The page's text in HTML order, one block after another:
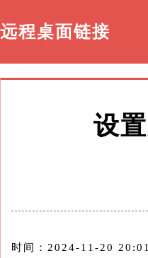
远程桌面链接
设
时间：2024-11-20 20:01